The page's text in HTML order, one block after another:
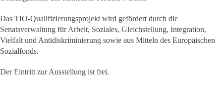
Das TIO-Qualifizierungsprojekt wird gefördert durch die
Senatsverwaltung für Arbeit, Soziales, Gleichstellung, Integration,
Vielfalt und Antidiskriminierung sowie aus Mitteln des Europäischen
Sozialfonds.
Der Eintritt zur Ausstellung ist frei.